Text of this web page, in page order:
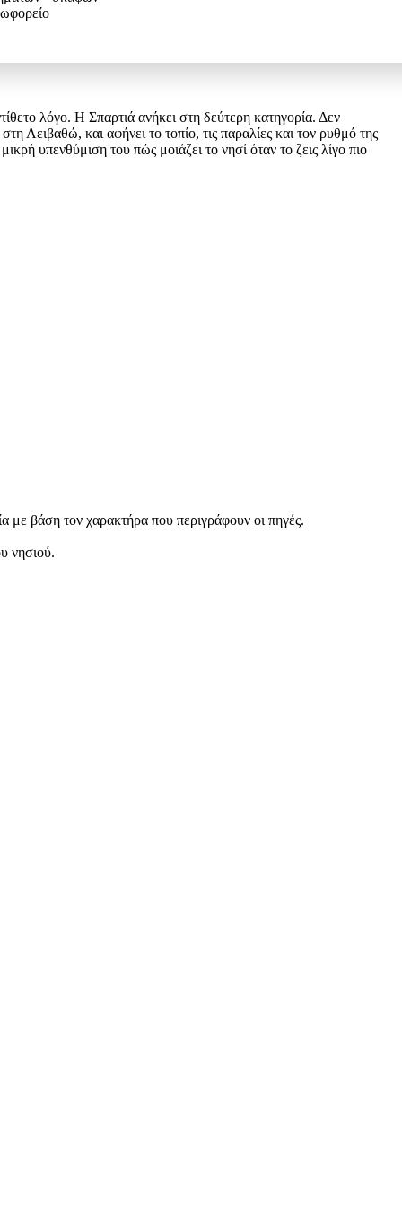
λόγο. Η Σπαρτιά ανήκει στη δεύτερη κατηγορία. Δεν
Λειβαθώ, και αφήνει το τοπίο, τις παραλίες και τον ρυθμό της
υπενθύμιση του πώς μοιάζει το νησί όταν το ζεις λίγο πιο
με βάση τον χαρακτήρα που περιγράφουν οι πηγές.
νησιού.